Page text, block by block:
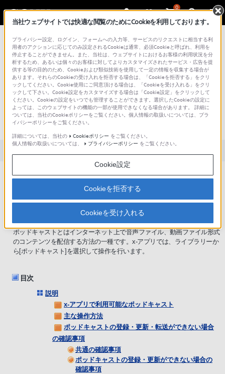
0
総合サポート・お問い合わせ
文書番号 : S1110278033798 / 最終更新日 : 2025/03/11
x-アプリでポッドキャストを登録・転
送する方法／ポッドキャストの登録・
更新・転送ができない場合の確認事項
x-アプリでポッドキャストを取り込む・転送する方法を教えて
ポッドキャストとはインターネット上で音声ファイル、動画ファイル形式
のコンテンツを配信する方法の一種です。x-アプリでは、ライブラリーか
ら[ポッドキャスト]を選択して操作を行います。
目次
説明
x-アプリで利用可能なポッドキャスト
主な操作方法
ポッドキャストの登録・更新・転送ができない場合
の確認事項
共通の確認事項
ポッドキャストの登録・更新ができない場合の
確認事項
当社ウェブサイトでは快適な閲覧のためにCookieを利用しております。
プライバシー設定、ログイン、フォームへの入力等、サービスのリクエストに相当する利
用者のアクションに応じてのみ設定されるCookieは通常、必須Cookieと呼ばれ、利用を
停止することができません。また、当社は、ウェブサイトにおけるお客様の利用状況を分
析するため、あるいは個々のお客様に対してよりカスタマイズされたサービス・広告を提
供する等の目的のため、Cookieおよび類似技術を使用して一定の情報を収集する場合が
あります。それらのCookieの受け入れを拒否する場合は、「Cookieを拒否する」をクリ
ックしてください。Cookie使用にご同意頂ける場合は、「Cookieを受け入れる」をクリ
ックして下さい。Cookie設定をカスタマイズする場合は「Cookie設定」をクリックして
ください。Cookieの設定をいつでも管理することができます。選択したCookieの設定に
よっては、このウェブサイトの機能の一部が使用できなくなる場合があります。 詳細に
ついては、当社のCookieポリシーをご覧ください。個人情報の取扱いについては、プラ
イバシーポリシーをご覧ください。
詳細については、当社の
Cookieポリシー をご覧ください。
個人情報の取扱いについては、
プライバシーポリシー をご覧ください。
Cookie設定
Cookieを拒否する
Cookieを受け入れる